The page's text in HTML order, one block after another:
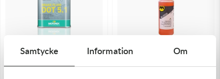
Samtycke Information Om